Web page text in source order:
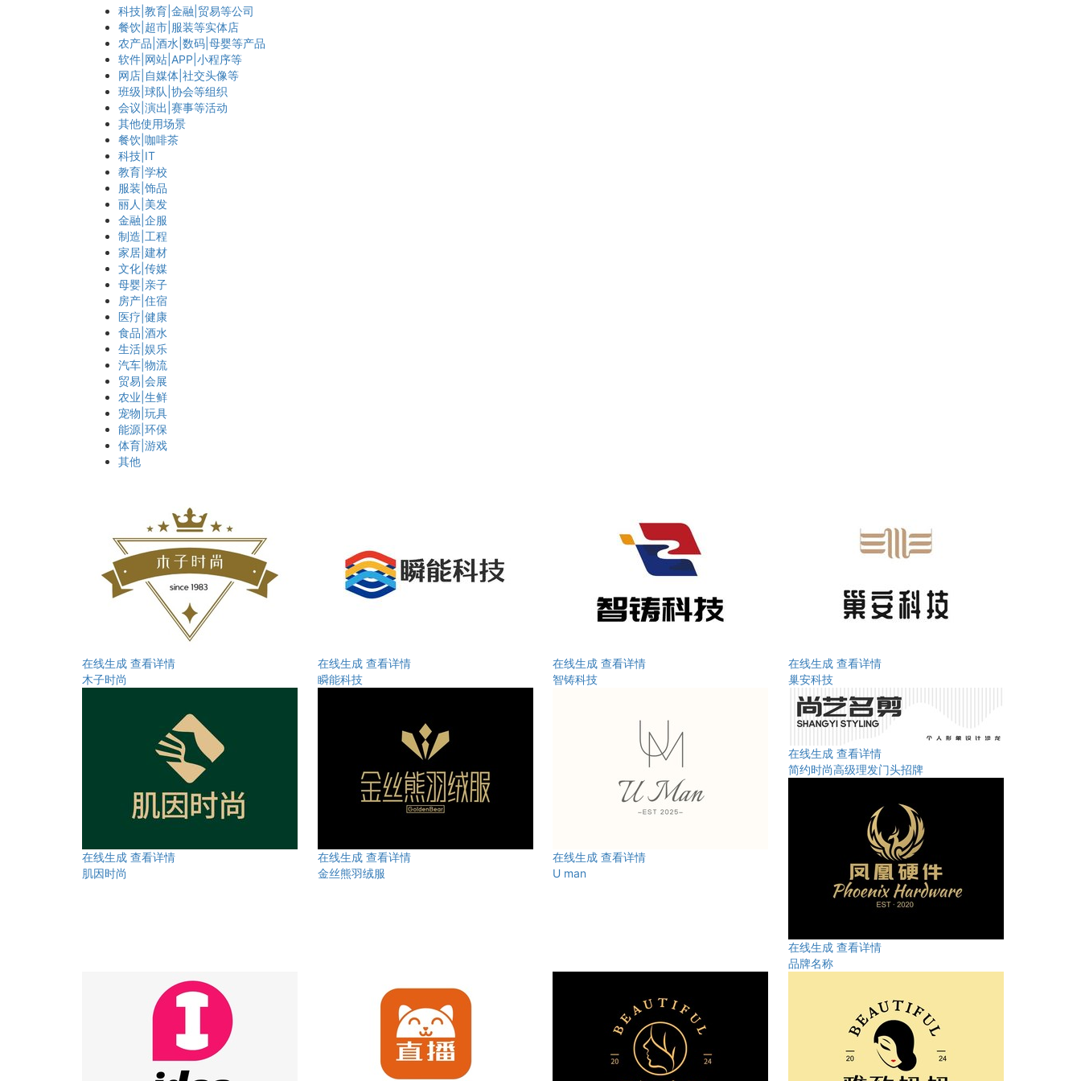
科技|教育|金融|贸易等公司
餐饮|超市|服装等实体店
农产品|酒水|数码|母婴等产品
软件|网站|APP|小程序等
网店|自媒体|社交头像等
班级|球队|协会等组织
会议|演出|赛事等活动
其他使用场景
餐饮|咖啡茶
科技|IT
教育|学校
服装|饰品
丽人|美发
金融|企服
制造|工程
家居|建材
文化|传媒
母婴|亲子
房产|住宿
医疗|健康
食品|酒水
生活|娱乐
汽车|物流
贸易|会展
农业|生鲜
宠物|玩具
能源|环保
体育|游戏
其他
在线生成 查看详情
木子时尚
在线生成 查看详情
瞬能科技
在线生成 查看详情
智铸科技
在线生成 查看详情
巢安科技
在线生成 查看详情
‌肌因时尚
在线生成 查看详情
金丝熊羽绒服
在线生成 查看详情
U man
在线生成 查看详情
简约时尚高级理发门头招牌
在线生成 查看详情
品牌名称